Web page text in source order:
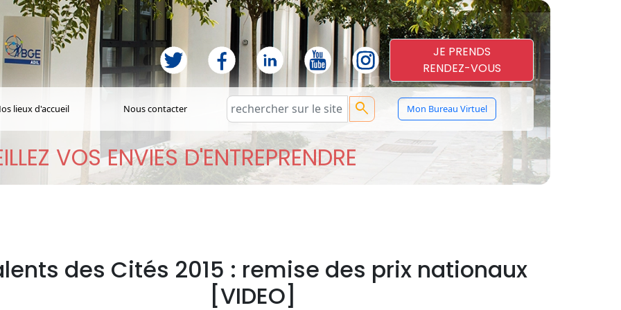
JE PRENDS
RENDEZ-VOUS
lieux d'accueil Nous contacter search Mon Bureau Virtuel
VOS ENVIES D'ENTREPRENDRE
des Cités 2015 : remise des prix nationaux
[VIDEO]